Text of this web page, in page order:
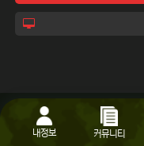
내정보 커뮤니티